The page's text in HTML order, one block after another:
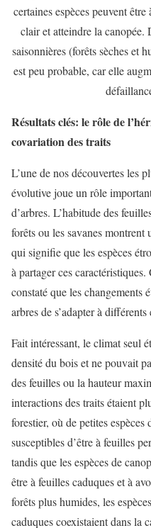
certaines espèces peuvent
clair et atteindre la canopée.
saisonnières (forêts sèches et
est peu probable, car elle
Résultats clés: le rôle de
covariation des traits
L’une de nos découvertes les
évolutive joue un rôle
d’arbres. L’habitude des
forêts ou les savanes
qui signifie que les espèces
à partager ces
constaté que les changements
arbres de s’adapter à
Fait intéressant, le climat seul
densité du bois et ne pouvait
des feuilles ou la hauteur
interactions des traits étaient
forestier, où de petites espèces
susceptibles d’être à feuilles
tandis que les espèces de
être à feuilles caduques et à
forêts plus humides, les
caduques coexistaient dans la